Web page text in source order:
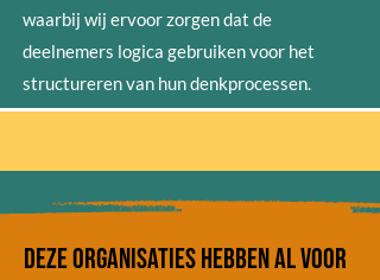
waarbij wij ervoor zorgen dat de
deelnemers logica gebruiken voor het
structureren van hun denkprocessen.
DEZE organisaties hebben al voor